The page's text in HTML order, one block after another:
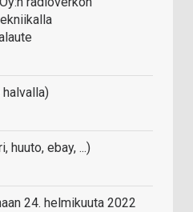
huuto, ebay, ...)
24. helmikuuta 2022